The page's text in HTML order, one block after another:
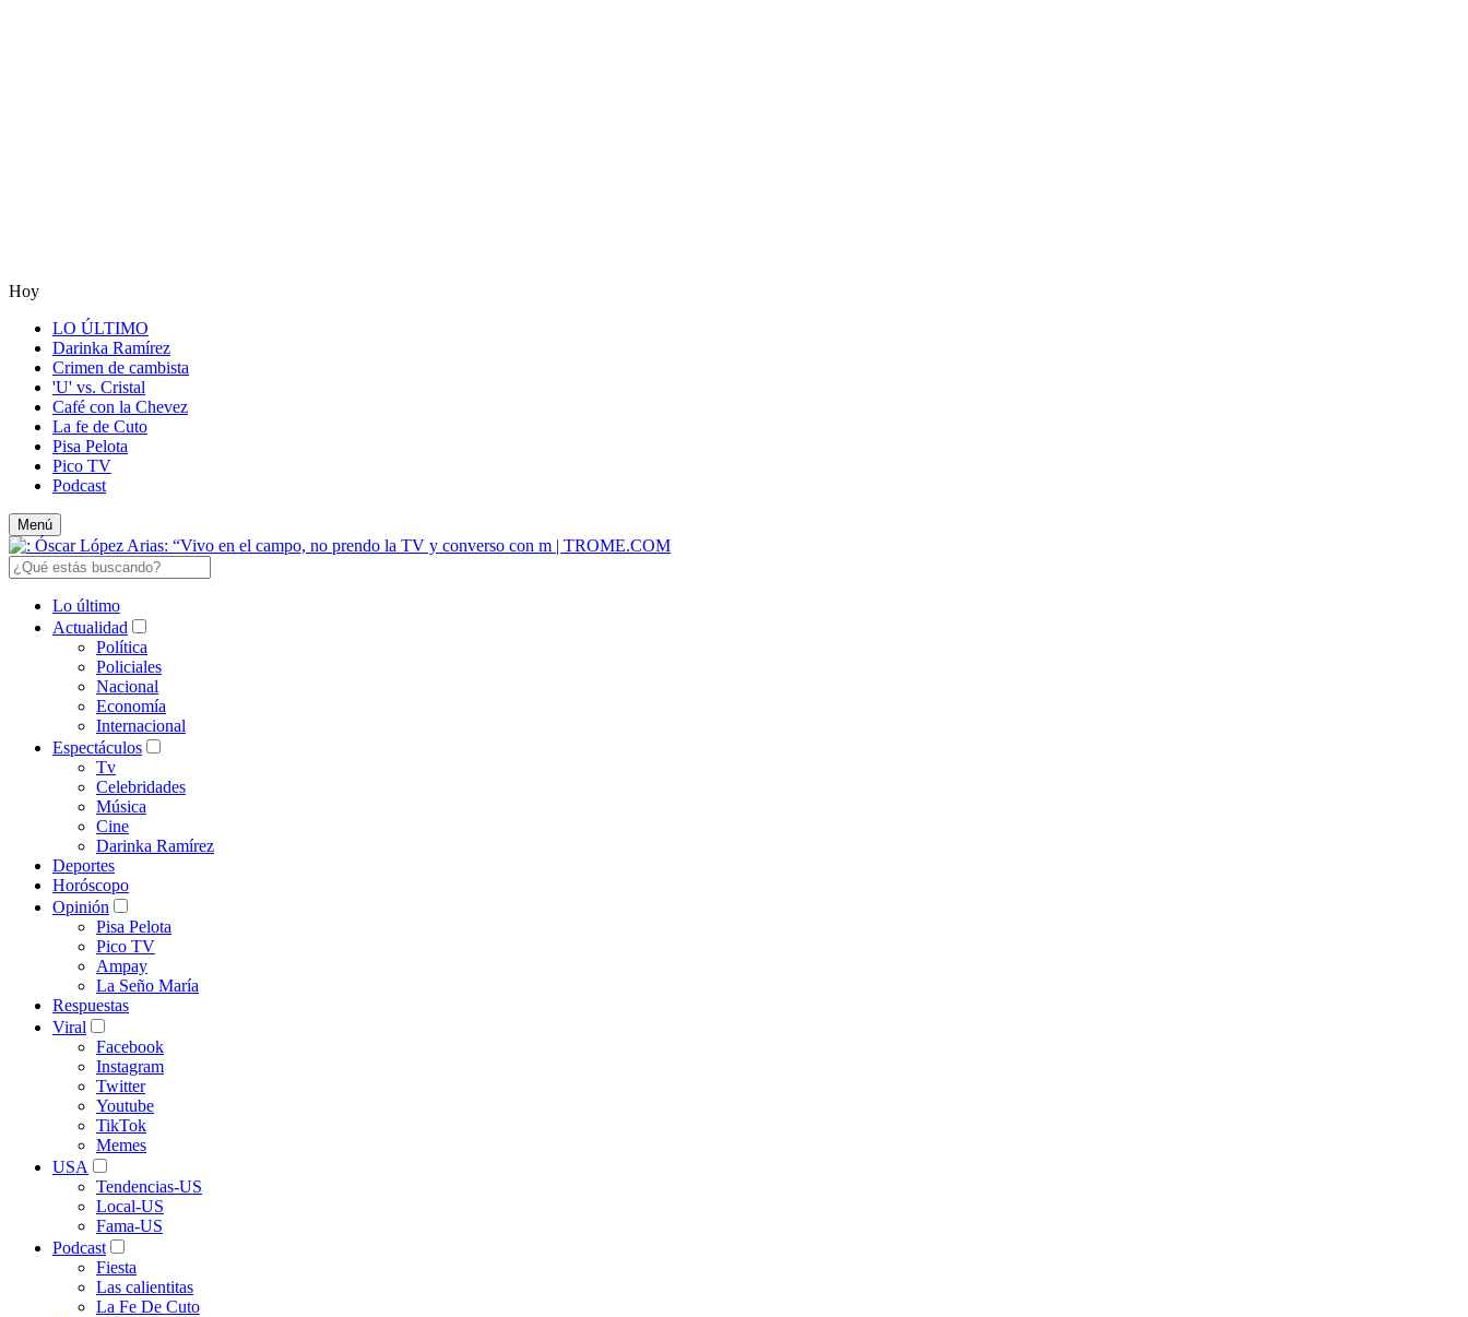
Hoy
LO ÚLTIMO
Darinka Ramírez
Crimen de cambista
'U' vs. Cristal
Café con la Chevez
La fe de Cuto
Pisa Pelota
Pico TV
Podcast
Menú
Lo último
Actualidad
Política
Policiales
Nacional
Economía
Internacional
Espectáculos
Tv
Celebridades
Música
Cine
Darinka Ramírez
Deportes
Horóscopo
Opinión
Pisa Pelota
Pico TV
Ampay
La Seño María
Respuestas
Viral
Facebook
Instagram
Twitter
Youtube
TikTok
Memes
USA
Tendencias-US
Local-US
Fama-US
Podcast
Fiesta
Las calientitas
La Fe De Cuto